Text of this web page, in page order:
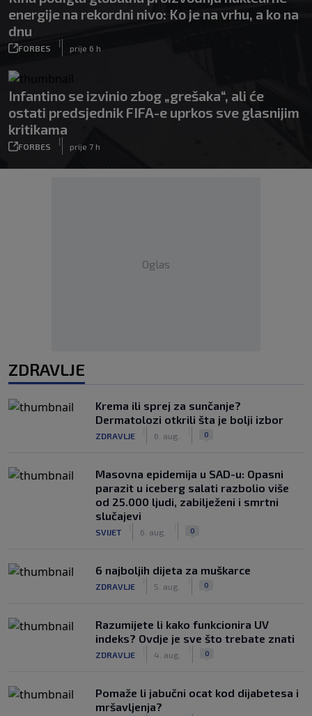
energije na rekordni nivo: Ko je na vrhu, a ko na
dnu
FORBES
|
prije 6 h
Infantino se izvinio zbog „grešaka“, ali će
ostati predsjednik FIFA-e uprkos sve glasnijim
kritikama
FORBES
|
prije 7 h
Oglas
ZDRAVLJE
Krema ili sprej za sunčanje?
Dermatolozi otkrili šta je bolji izbor
ZDRAVLJE 6. aug. 0
Masovna epidemija u SAD-u: Opasni
parazit u iceberg salati razbolio više
od 25.000 ljudi, zabilježeni i smrtni
slučajevi
SVIJET 6. aug. 0
6 najboljih dijeta za muškarce
ZDRAVLJE 5. aug. 0
Razumijete li kako funkcionira UV
indeks? Ovdje je sve što trebate znati
ZDRAVLJE 4. aug. 0
Pomaže li jabučni ocat kod dijabetesa i
mršavljenja?